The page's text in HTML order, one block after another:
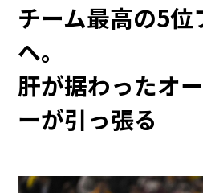
チーム最高の5位
へ。
肝が据わったオ
ーが引っ張る